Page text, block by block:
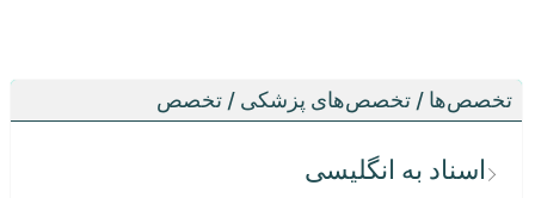
تخصص‌ها / تخصص‌های پزشکی / تخصص
اسناد به انگلیسی